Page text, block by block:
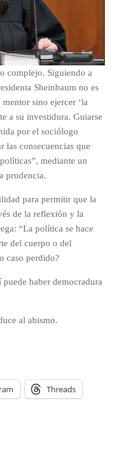
complejo. Siguiendo a
Sheinbaum no es
sino ejercer ‘la
a su investidura. Guiarse
por el sociólogo
las consecuencias que
mediante un
prudencia.
para permitir que la
de la reflexión y la
“La política se hace
del cuerpo o del
caso perdido?
haber democradura
al abismo.
Threads